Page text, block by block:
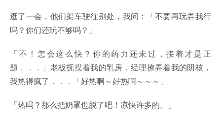
逛了一会，他们架车驶往别处，我问：「不要再玩弄我行
吗？你们还玩不够吗？」
「不！怎会这么快？你的药力还未过，接着才是正
题．．．」老板抚摸着我的乳房，经理撩弄着我的阴核，
我热得疯了．．．「好热啊～好热啊～～～」
「热吗？那么把奶罩也脱了吧！凉快许多的。」